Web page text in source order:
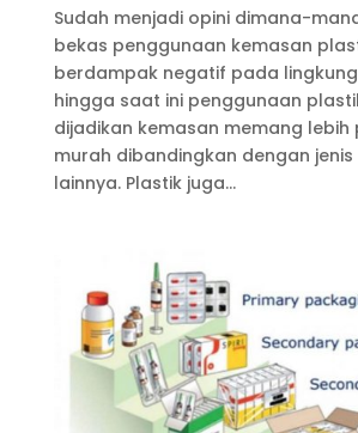
Sudah menjadi opini dimana-
bekas penggunaan kemasan
berdampak negatif pada
hingga saat ini penggunaan
dijadikan kemasan memang lebih
murah dibandingkan dengan
lainnya. Plastik juga...